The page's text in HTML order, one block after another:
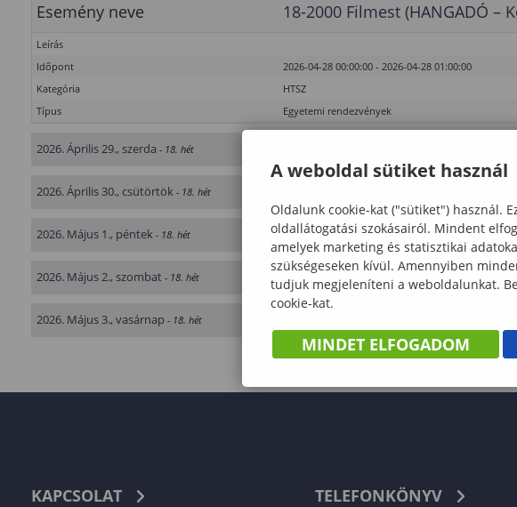
Esemény neve 18-2000 Filmest (HANGADÓ –
Leírás
Időpont
2026-04-28 00:00:00 - 2026-04-28 01:00:00
Kategória
HTSZ
Típus
Egyetemi rendezvények
2026. Április 29., szerda - 18. hét
2026. Április 30., csütörtök - 18. hét
2026. Május 1., péntek - 18. hét
2026. Május 2., szombat - 18. hét
2026. Május 3., vasárnap - 18. hét
KAPCSOLAT TELEFONKÖNYV
A weboldal sütiket használ
Oldalunk cookie-kat ("sütiket") használ.
oldallátogatási szokásairól. Mindent
amelyek marketing és statisztikai
szükségeseken kívül. Amennyiben
tudjuk megjeleníteni a weboldalunkat.
cookie-kat.
MINDET ELFOGADOM